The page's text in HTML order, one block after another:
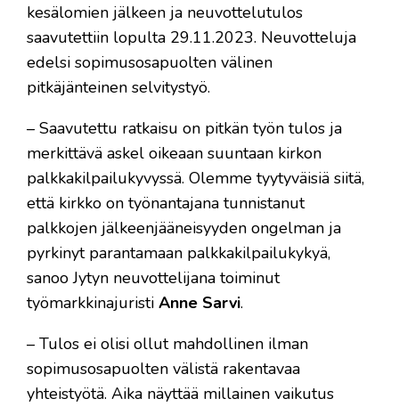
kesälomien jälkeen ja neuvottelutulos
saavutettiin lopulta 29.11.2023. Neuvotteluja
edelsi sopimusosapuolten välinen
pitkäjänteinen selvitystyö.
– Saavutettu ratkaisu on pitkän työn tulos ja
merkittävä askel oikeaan suuntaan kirkon
palkkakilpailukyvyssä. Olemme tyytyväisiä siitä,
että kirkko on työnantajana tunnistanut
palkkojen jälkeenjääneisyyden ongelman ja
pyrkinyt parantamaan palkkakilpailukykyä,
sanoo Jytyn neuvottelijana toiminut
työmarkkinajuristi Anne Sarvi.
– Tulos ei olisi ollut mahdollinen ilman
sopimusosapuolten välistä rakentavaa
yhteistyötä. Aika näyttää millainen vaikutus